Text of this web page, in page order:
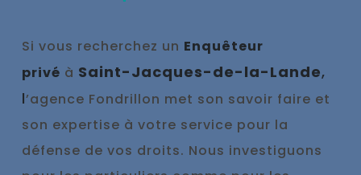
Si vous recherchez un Enquêteur
privé à Saint-Jacques-de-la-Lande,
l’agence Fondrillon met son savoir faire et
son expertise à votre service pour la
défense de vos droits. Nous investiguons